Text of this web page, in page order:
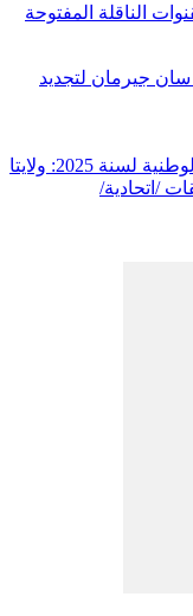
جيرمان لتجديد
ألعاب القوى/ أماكن إجراء البطولات الوطنية لسنة 2025: ولايتا
/اتحادية/